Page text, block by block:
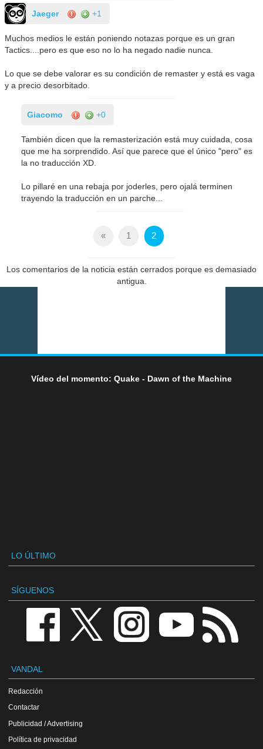
Jaeger +1
Muchos medios le están poniendo notazas porque es un gran
Tactics....pero es que eso no lo ha negado nadie nunca.
Lo que se debe valorar es su condición de remaster y está es vaga
y a precio desorbitado.
Giacomo +0
También dicen que la remasterización está muy cuidada, cosa
que me ha sorprendido. Así que parece que el único "pero" es
la no traducción XD.
Lo pillaré en una rebaja por joderles, pero ojalá terminen
trayendo la traducción en un parche...
« 1 2
Los comentarios de la noticia están cerrados porque es demasiado
antigua.
Vídeo del momento: Quake - Dawn of the Machine
LO ÚLTIMO
SÍGUENOS
VANDAL
Redacción
Contactar
Publicidad / Advertising
Política de privacidad